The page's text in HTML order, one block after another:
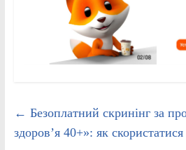
← Безоплатний скринінг за
здоров’я 40+»: як